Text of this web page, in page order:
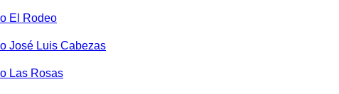
El Rodeo
José Luis Cabezas
Las Rosas